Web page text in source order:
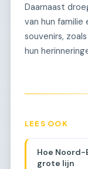
Daarnaast
van hun
souvenirs,
hun
LEES OOK
Hoe Noord-
grote lijn